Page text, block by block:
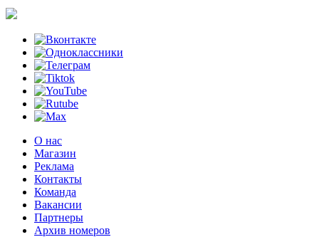
О нас
Магазин
Реклама
Контакты
Команда
Вакансии
Партнеры
Архив номеров